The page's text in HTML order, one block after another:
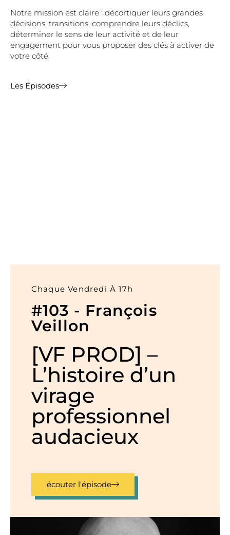
Notre mission est claire : décortiquer leurs grandes
décisions, transitions, comprendre leurs déclics,
déterminer le sens de leur activité et de leur
engagement pour vous proposer des clés à activer de
votre côté.
Les Épisodes
Chaque Vendredi À 17h
#103 - François
Veillon
[VF PROD] –
L’histoire d’un
virage
professionnel
audacieux
écouter l'épisode